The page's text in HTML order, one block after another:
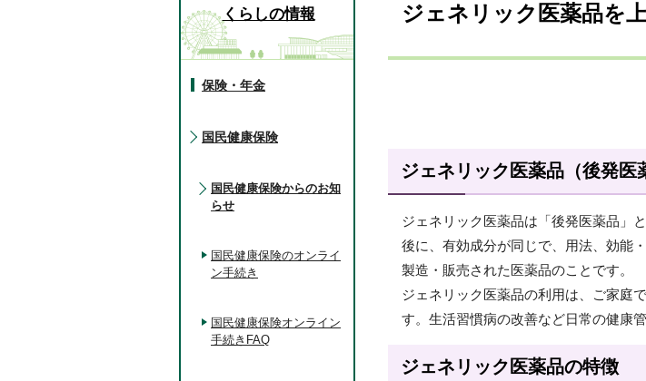
ジェネリック医薬品を
ジェネリック医薬品（後発医
ジェネリック医薬品は「後発医薬品」
後に、有効成分が同じで、用法、効能
製造・販売された医薬品のことです。
ジェネリック医薬品の利用は、ご家庭
す。生活習慣病の改善など日常の健康
ジェネリック医薬品の特徴
くらしの情報
保険・年金
国民健康保険
国民健康保険からのお知
らせ
国民健康保険のオンライ
ン手続き
国民健康保険オンライン
手続きFAQ